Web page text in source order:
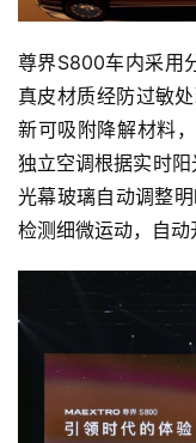
尊界S800车内采用
真皮材质经防过敏
新可吸附降解材料
独立空调根据实时
光幕玻璃自动调整
检测细微运动，自动